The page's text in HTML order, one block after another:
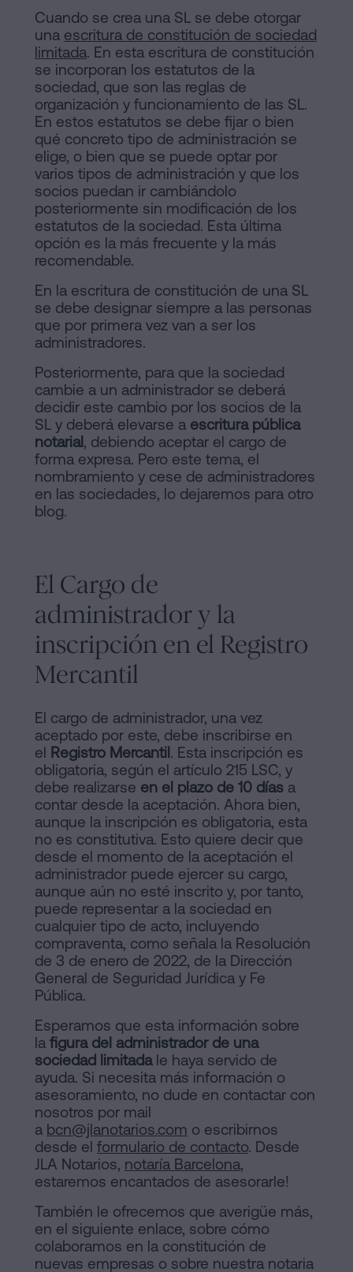
Cuando se crea una SL se debe otorgar
una escritura de constitución de sociedad
limitada. En esta escritura de constitución
se incorporan los estatutos de la
sociedad, que son las reglas de
organización y funcionamiento de las SL.
En estos estatutos se debe fijar o bien
qué concreto tipo de administración se
elige, o bien que se puede optar por
varios tipos de administración y que los
socios puedan ir cambiándolo
posteriormente sin modificación de los
estatutos de la sociedad. Esta última
opción es la más frecuente y la más
recomendable.
En la escritura de constitución de una SL
se debe designar siempre a las personas
que por primera vez van a ser los
administradores.
Posteriormente, para que la sociedad
cambie a un administrador se deberá
decidir este cambio por los socios de la
SL y deberá elevarse a escritura pública
notarial, debiendo aceptar el cargo de
forma expresa. Pero este tema, el
nombramiento y cese de administradores
en las sociedades, lo dejaremos para otro
blog.
El Cargo de
administrador y la
inscripción en el Registro
Mercantil
El cargo de administrador, una vez
aceptado por este, debe inscribirse en
el Registro Mercantil . Esta inscripción es
obligatoria, según el artículo 215 LSC, y
debe realizarse en el plazo de 10 días a
contar desde la aceptación. Ahora bien,
aunque la inscripción es obligatoria, esta
no es constitutiva. Esto quiere decir que
desde el momento de la aceptación el
administrador puede ejercer su cargo,
aunque aún no esté inscrito y, por tanto,
puede representar a la sociedad en
cualquier tipo de acto, incluyendo
compraventa, como señala la Resolución
de 3 de enero de 2022, de la Dirección
General de Seguridad Jurídica y Fe
Pública.
Esperamos que esta información sobre
la figura del administrador de una
sociedad limitadale haya servido de
ayuda. Si necesita más información o
asesoramiento, no dude en contactar con
nosotros por mail
a bcn@jlanotarios.com o escribirnos
desde el formulario de contacto. Desde
JLA Notarios, notaría Barcelona,
estaremos encantados de asesorarle!
También le ofrecemos que averigüe más,
en el siguiente enlace, sobre cómo
colaboramos en la constitución de
nuevas empresas o sobre nuestra notaria